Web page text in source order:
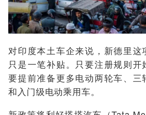
对印度本土车企来说，新德里这
只是一笔补贴。只要注册规则开
要提前准备更多电动两轮车、三
和入门级电动乘用车。